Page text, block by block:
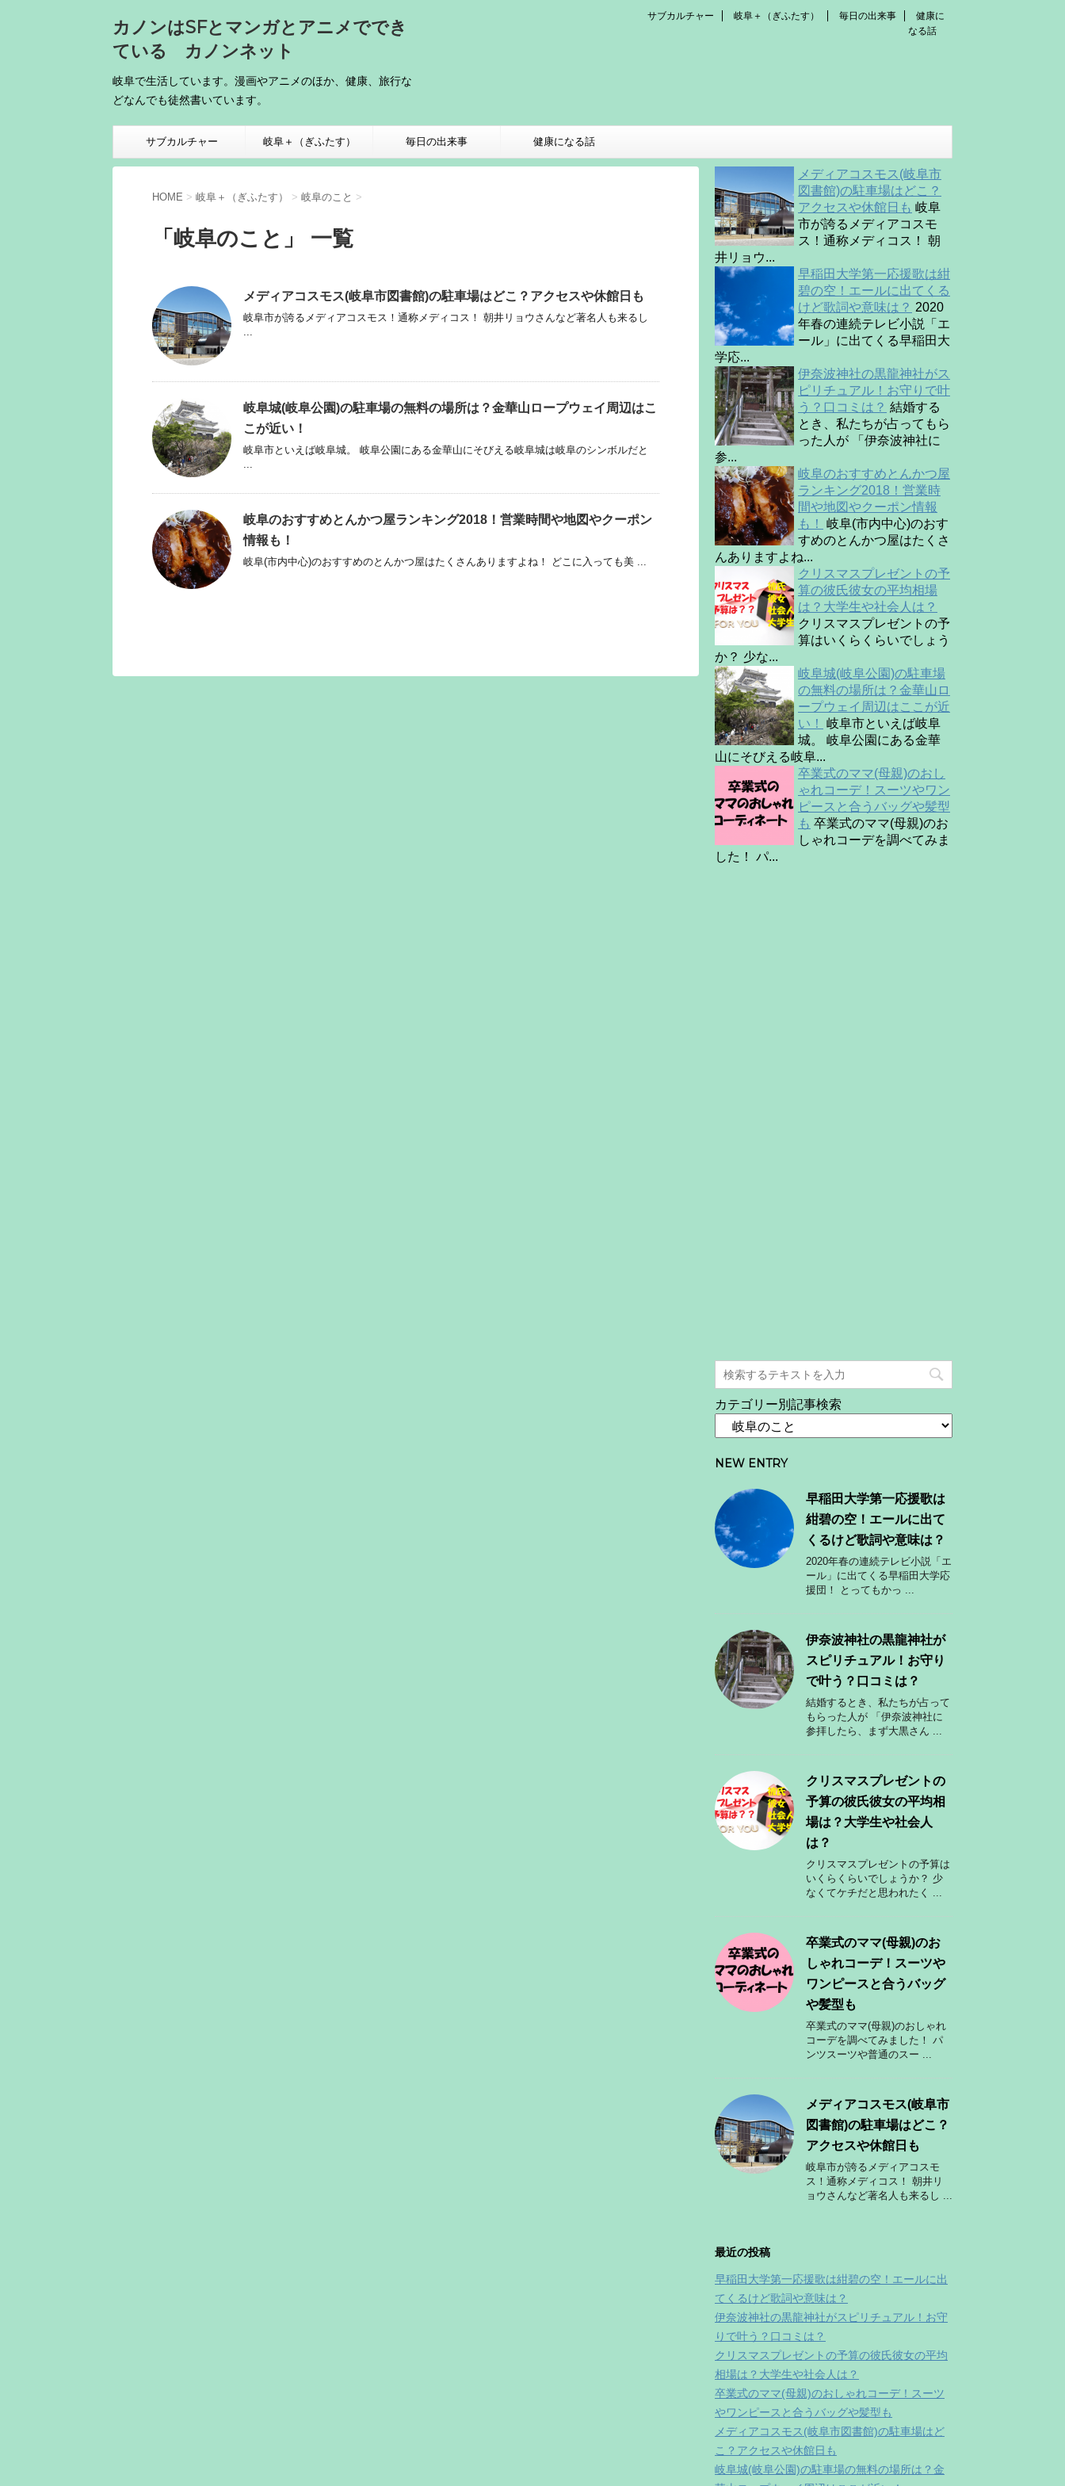
カノンはSFとマンガとアニメででき
ている カノンネット
岐阜で生活しています。漫画やアニメのほか、健康、旅行な
どなんでも徒然書いています。
サブカルチャー 岐阜＋（ぎふたす） 毎日の出来事
健康に
なる話
サブカルチャー 岐阜＋（ぎふたす） 毎日の出来事 健康になる話
HOME > 岐阜＋（ぎふたす） > 岐阜のこと >
「岐阜のこと」 一覧
メディアコスモス(岐阜市図書館)の駐車場はどこ？アクセスや休館日も
岐阜市が誇るメディアコスモス！通称メディコス！ 朝井リョウさんなど著名人も来るし
...
岐阜城(岐阜公園)の駐車場の無料の場所は？金華山ロープウェイ周辺はこ
こが近い！
岐阜市といえば岐阜城。 岐阜公園にある金華山にそびえる岐阜城は岐阜のシンボルだと
...
岐阜のおすすめとんかつ屋ランキング2018！営業時間や地図やクーポン
情報も！
岐阜(市内中心)のおすすめのとんかつ屋はたくさんありますよね！ どこに入っても美 ...
メディアコスモス(岐阜市
図書館)の駐車場はどこ？
アクセスや休館日も 岐阜
市が誇るメディアコスモ
ス！通称メディコス！ 朝
井リョウ...
早稲田大学第一応援歌は紺
碧の空！エールに出てくる
けど歌詞や意味は？ 2020
年春の連続テレビ小説「エ
ール」に出てくる早稲田大
学応...
伊奈波神社の黒龍神社がス
ピリチュアル！お守りで叶
う？口コミは？ 結婚する
とき、私たちが占ってもら
った人が 「伊奈波神社に
参...
岐阜のおすすめとんかつ屋
ランキング2018！営業時
間や地図やクーポン情報
も！
岐阜(市内中心)のおす
すめのとんかつ屋はたくさ
んありますよね...
クリスマスプレゼントの予
算の彼氏彼女の平均相場
は？大学生や社会人は？
クリスマスプレゼントの予
算はいくらくらいでしょう
か？ 少な...
岐阜城(岐阜公園)の駐車場
の無料の場所は？金華山ロ
ープウェイ周辺はここが近
い！
岐阜市といえば岐阜
城。 岐阜公園にある金華
山にそびえる岐阜...
卒業式のママ(母親)のおし
ゃれコーデ！スーツやワン
ピースと合うバッグや髪型
も 卒業式のママ(母親)のお
しゃれコーデを調べてみま
した！ パ...
カテゴリー別記事検索
NEW ENTRY
早稲田大学第一応援歌は
紺碧の空！エールに出て
くるけど歌詞や意味は？
2020年春の連続テレビ小説「エ
ール」に出てくる早稲田大学応
援団！ とってもかっ ...
伊奈波神社の黒龍神社が
スピリチュアル！お守り
で叶う？口コミは？
結婚するとき、私たちが占って
もらった人が 「伊奈波神社に
参拝したら、まず大黒さん ...
クリスマスプレゼントの
予算の彼氏彼女の平均相
場は？大学生や社会人
は？
クリスマスプレゼントの予算は
いくらくらいでしょうか？ 少
なくてケチだと思われたく ...
卒業式のママ(母親)のお
しゃれコーデ！スーツや
ワンピースと合うバッグ
や髪型も
卒業式のママ(母親)のおしゃれ
コーデを調べてみました！ パ
ンツスーツや普通のスー ...
メディアコスモス(岐阜市
図書館)の駐車場はどこ？
アクセスや休館日も
岐阜市が誇るメディアコスモ
ス！通称メディコス！ 朝井リ
ョウさんなど著名人も来るし ...
最近の投稿
早稲田大学第一応援歌は紺碧の空！エールに出
てくるけど歌詞や意味は？
伊奈波神社の黒龍神社がスピリチュアル！お守
りで叶う？口コミは？
クリスマスプレゼントの予算の彼氏彼女の平均
相場は？大学生や社会人は？
卒業式のママ(母親)のおしゃれコーデ！スーツ
やワンピースと合うバッグや髪型も
メディアコスモス(岐阜市図書館)の駐車場はど
こ？アクセスや休館日も
岐阜城(岐阜公園)の駐車場の無料の場所は？金